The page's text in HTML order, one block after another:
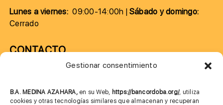
Gestionar consentimiento
B.A. MEDINA AZAHARA, en su Web, https://bancordoba.org/, utiliza
cookies y otras tecnologías similares que almacenan y recuperan
Lunes a viernes:09:00-14:00h |Sábado y domingo:
Cerrado
CONTACTO
685 901 226